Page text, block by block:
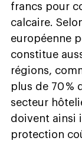
francs pour
calcaire.
européenne
constitue
régions,
plus de 70 %
secteur
doivent ainsi
protection